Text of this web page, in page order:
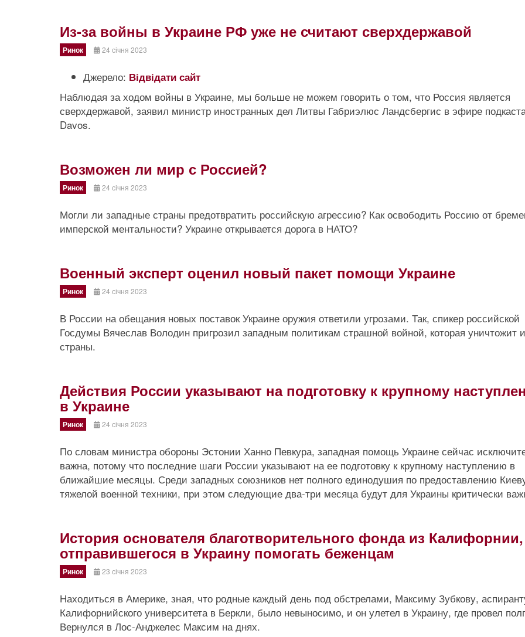
Из-за войны в Украине РФ уже не считают сверхдержавой
Ринок 24 січня 2023
Джерело: Відвідати сайт
Наблюдая за ходом войны в Украине, мы больше не можем говорить о том, что Россия является
сверхдержавой, заявил министр иностранных дел Литвы Габриэлюс Ландсбергис в эфире
Davos.
Возможен ли мир с Россией?
Ринок 24 січня 2023
Могли ли западные страны предотвратить российскую агрессию? Как освободить Россию от
имперской ментальности? Украине открывается дорога в НАТО?
Военный эксперт оценил новый пакет помощи Украине
Ринок 24 січня 2023
В России на обещания новых поставок Украине оружия ответили угрозами. Так, спикер российской
Госдумы Вячеслав Володин пригрозил западным политикам страшной войной, которая уничтожит
страны.
Действия России указывают на подготовку к крупному
в Украине
Ринок 24 січня 2023
По словам министра обороны Эстонии Ханно Певкура, западная помощь Украине сейчас
важна, потому что последние шаги России указывают на ее подготовку к крупному наступлению в
ближайшие месяцы. Среди западных союзников нет полного единодушия по предоставлению
тяжелой военной техники, при этом следующие два-три месяца будут для Украины критически
История основателя благотворительного фонда из Калифорнии,
отправившегося в Украину помогать беженцам
Ринок 23 січня 2023
Находиться в Америке, зная, что родные каждый день под обстрелами, Максиму Зубкову,
Калифорнийского университета в Беркли, было невыносимо, и он улетел в Украину, где провел
Вернулся в Лос-Анджелес Максим на днях.
PrevNext